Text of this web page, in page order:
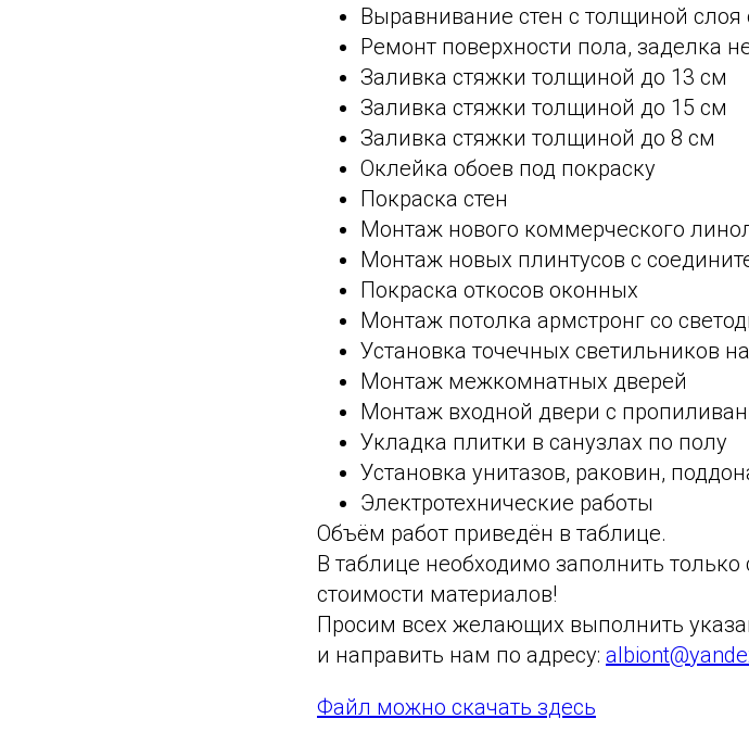
Выравнивание стен с толщиной слоя
Ремонт поверхности пола, заделка
Заливка стяжки толщиной до 13 см
Заливка стяжки толщиной до 15 см
Заливка стяжки толщиной до 8 см
Оклейка обоев под покраску
Покраска стен
Монтаж нового коммерческого
Монтаж новых плинтусов с
Покраска откосов оконных
Монтаж потолка армстронг со
Установка точечных светильников
Монтаж межкомнатных дверей
Монтаж входной двери с
Укладка плитки в санузлах по полу
Установка унитазов, раковин,
Электротехнические работы
Объём работ приведён в таблице.
В таблице необходимо заполнить только
стоимости материалов!
Просим всех желающих выполнить
и направить нам по адресу:
Файл можно скачать здесь